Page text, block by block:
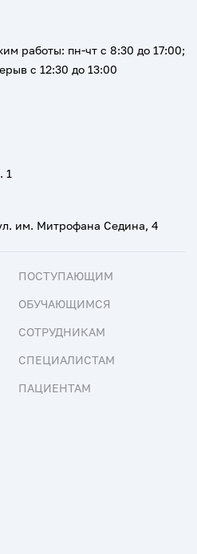
им. Митрофана Седина, 4
1
работы: пн-чт с 8:30 до 17:00;
с 12:30 до 13:00
ПОСТУПАЮЩИМ
ОБУЧАЮЩИМСЯ
СОТРУДНИКАМ
СПЕЦИАЛИСТАМ
ПАЦИЕНТАМ